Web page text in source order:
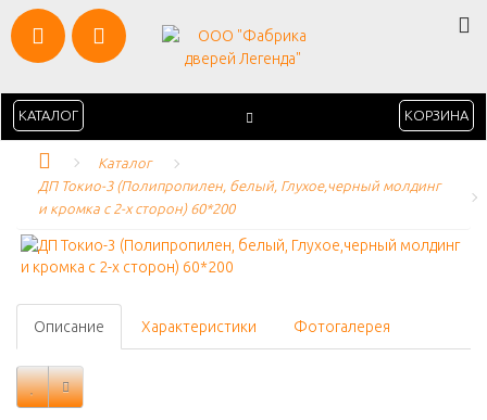
КАТАЛОГ КОРЗИНА
Каталог
ДП Токио-3 (Полипропилен, белый, Глухое,черный молдинг
и кромка с 2-х сторон) 60*200
Описание Характеристики Фотогалерея